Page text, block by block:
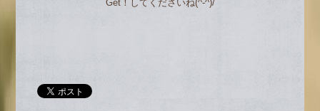
Get！してくださいね(^-^)/